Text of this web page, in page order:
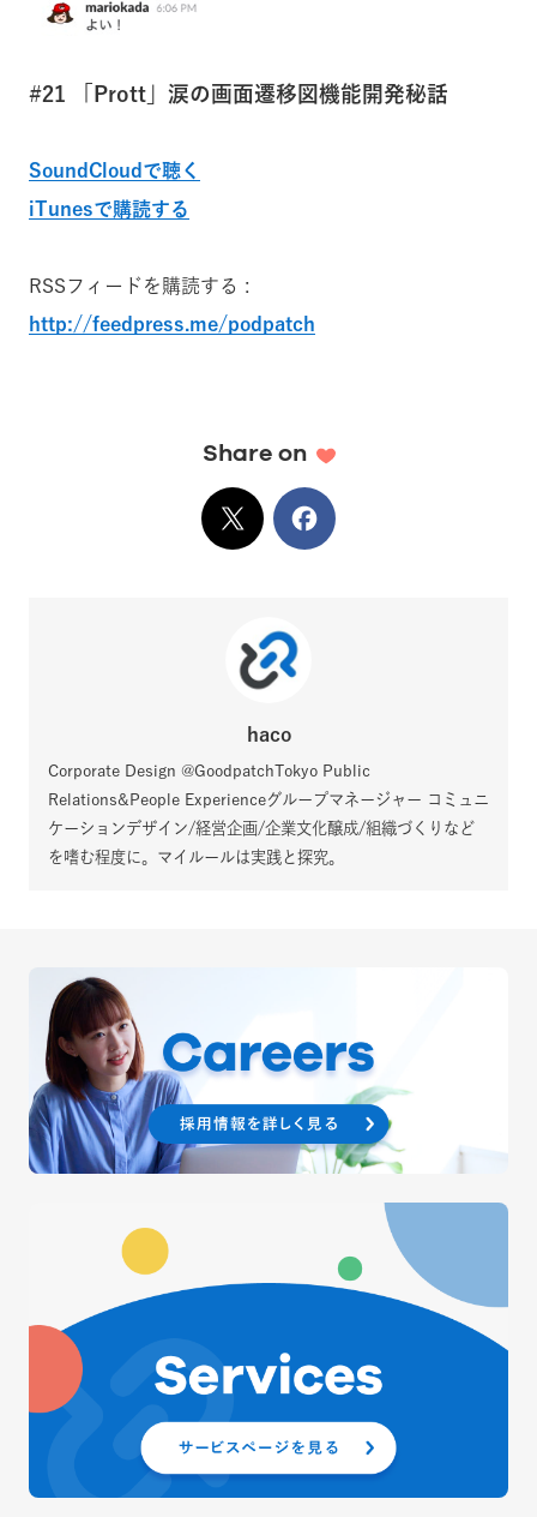
#21 「Prott」涙の画面遷移図機能開発秘話
SoundCloudで聴く
iTunesで購読する
RSSフィードを購読する :
http://feedpress.me/podpatch
Share on
XでシェアFacebook
haco
Corporate Design @GoodpatchTokyo Public
Relations&People Experienceグループマネージャー コミュニ
ケーションデザイン/経営企画/企業文化醸成/組織づくりなど
を嗜む程度に。マイルールは実践と探究。